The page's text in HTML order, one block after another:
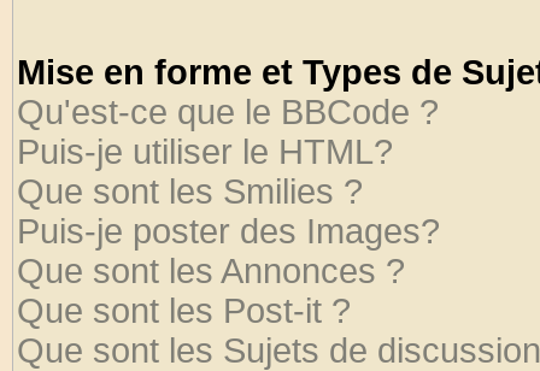
Mise en forme et Types de
Qu'est-ce que le BBCode ?
Puis-je utiliser le HTML?
Que sont les Smilies ?
Puis-je poster des Images?
Que sont les Annonces ?
Que sont les Post-it ?
Que sont les Sujets de